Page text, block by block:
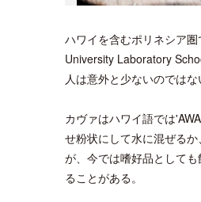
ハワイを含むポリネシア
University Laboratory
人は意外と少ないのでは
カヴァはハワイ語では
せ粉状にして水に混ぜる
が、今では嗜好品として
ることがある。